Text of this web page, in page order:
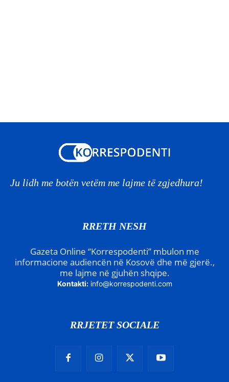
Ju lidh me botën vetëm me lajme të zgjedhura!
RRETH NESH
Gazeta Online “Korrespodenti” mbulon me
informacione audiencën në Kosovë dhe më gjerë.,
me lajme në gjuhën shqipe.
Kontakti: info@korrespodenti.com
RRJETET SOCIALE